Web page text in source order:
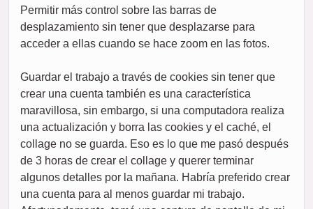
Permitir más control sobre las barras de
desplazamiento sin tener que desplazarse para
acceder a ellas cuando se hace zoom en las fotos.
Guardar el trabajo a través de cookies sin tener que
crear una cuenta también es una característica
maravillosa, sin embargo, si una computadora realiza
una actualización y borra las cookies y el caché, el
collage no se guarda. Eso es lo que me pasó después
de 3 horas de crear el collage y querer terminar
algunos detalles por la mañana. Habría preferido crear
una cuenta para al menos guardar mi trabajo.